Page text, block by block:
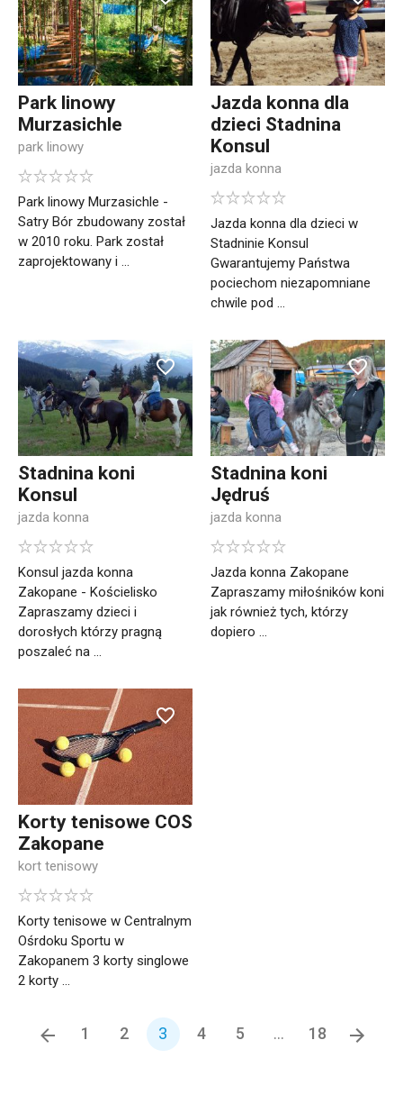
Park linowy
Murzasichle
park linowy
Park linowy Murzasichle -
Satry Bór zbudowany został
w 2010 roku. Park został
zaprojektowany i ...
Jazda konna dla
dzieci Stadnina
Konsul
jazda konna
Jazda konna dla dzieci w
Stadninie Konsul
Gwarantujemy Państwa
pociechom niezapomniane
chwile pod ...
Stadnina koni
Konsul
jazda konna
Konsul jazda konna
Zakopane - Kościelisko
Zapraszamy dzieci i
dorosłych którzy pragną
poszaleć na ...
Stadnina koni
Jędruś
jazda konna
Jazda konna Zakopane
Zapraszamy miłośników koni
jak również tych, którzy
dopiero ...
Korty tenisowe COS
Zakopane
kort tenisowy
Korty tenisowe w Centralnym
Ośrdoku Sportu w
Zakopanem 3 korty singlowe
2 korty ...
1 2 3 4 5 ... 18